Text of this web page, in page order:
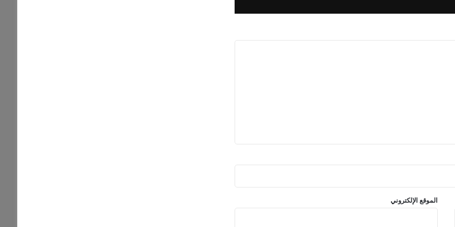
ف
س
الموقع الإلكتروني